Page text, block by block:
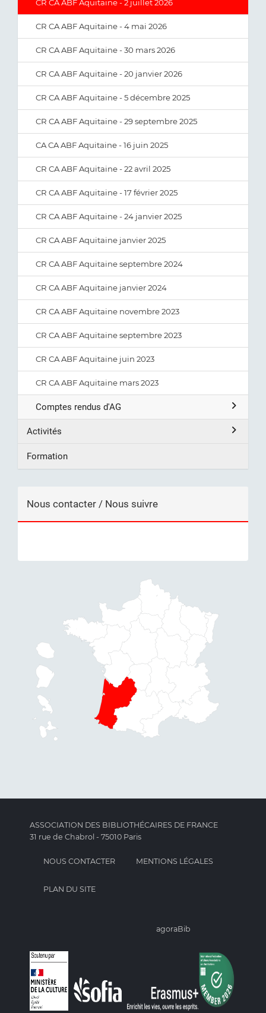
CR CA ABF Aquitaine - 2 juillet 2026
CR CA ABF Aquitaine - 4 mai 2026
CR CA ABF Aquitaine - 30 mars 2026
CR CA ABF Aquitaine - 20 janvier 2026
CR CA ABF Aquitaine - 5 décembre 2025
CR CA ABF Aquitaine - 29 septembre 2025
CA CA ABF Aquitaine - 16 juin 2025
CR CA ABF Aquitaine - 22 avril 2025
CR CA ABF Aquitaine - 17 février 2025
CR CA ABF Aquitaine - 24 janvier 2025
CR CA ABF Aquitaine janvier 2025
CR CA ABF Aquitaine septembre 2024
CR CA ABF Aquitaine janvier 2024
CR CA ABF Aquitaine novembre 2023
CR CA ABF Aquitaine septembre 2023
CR CA ABF Aquitaine juin 2023
CR CA ABF Aquitaine mars 2023
Comptes rendus d'AG
Activités
Formation
Nous contacter / Nous suivre
ASSOCIATION DES BIBLIOTHÉCAIRES DE FRANCE
31 rue de Chabrol - 75010 Paris
NOUS CONTACTER MENTIONS LÉGALES
PLAN DU SITE
agoraBib